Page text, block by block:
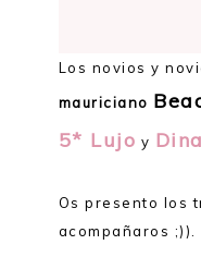
Los novios y
mauriciano
5* Lujo y
Os presento los
acompañaros ;)).